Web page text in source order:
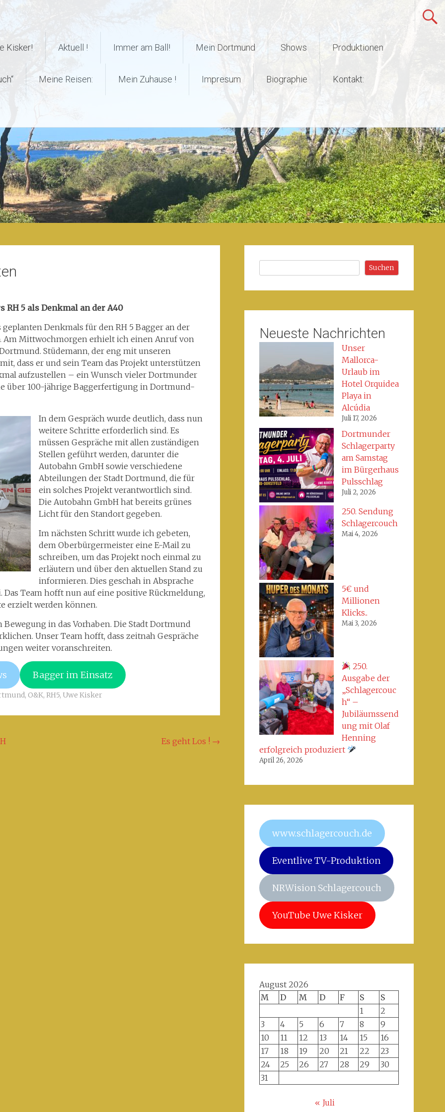
Kisker! Aktuell ! Immer am Ball! Mein Dortmund Shows Produktionen
Meine Reisen: Mein Zuhause ! Impresum Biographie Kontakt:
RH 5 als Denkmal an der A40
Denkmals für den RH 5 Bagger an der
Am Mittwochmorgen erhielt ich einen Anruf von
Stüdemann, der eng mit unseren
dass er und sein Team das Projekt unterstützen
aufzustellen – ein Wunsch vieler Dortmunder
über 100-jährige Baggerfertigung in Dortmund-
In dem Gespräch wurde deutlich, dass nun
weitere Schritte erforderlich sind. Es
müssen Gespräche mit allen zuständigen
Stellen geführt werden, darunter die
Autobahn GmbH sowie verschiedene
Abteilungen der Stadt Dortmund, die für
ein solches Projekt verantwortlich sind.
Die Autobahn GmbH hat bereits grünes
Licht für den Standort gegeben.
Im nächsten Schritt wurde ich gebeten,
dem Oberbürgermeister eine E-Mail zu
schreiben, um das Projekt noch einmal zu
erläutern und über den aktuellen Stand zu
informieren. Dies geschah in Absprache
Team hofft nun auf eine positive Rückmeldung,
erzielt werden können.
in das Vorhaben. Die Stadt Dortmund
Unser Team hofft, dass zeitnah Gespräche
weiter voranschreiten.
Bagger im Einsatz
, O&K, RH5, Uwe Kisker
Es geht Los ! →
Suchen
Neueste Nachrichten
Unser
Mallorca-
Urlaub im
Hotel Orquidea
Playa in
Alcúdia
Juli 17, 2026
Dortmunder
Schlagerparty
am Samstag
im Bürgerhaus
Pulsschlag
Juli 2, 2026
250. Sendung
Schlagercouch
Mai 4, 2026
5€ und
Millionen
Klicks..
Mai 3, 2026
250.
Ausgabe der
„Schlagercouc
h“ –
Jubiläumssend
ung mit Olaf
Henning
erfolgreich produziert
April 26, 2026
www.schlagercouch.de
Eventlive TV-Produktion
NRWision Schlagercouch
YouTube Uwe Kisker
August 2026
M
D M D F S
S
1
2
3
4 5 6 7 8
9
10
11 12 13 14 15
16
17
18 19 20 21 22
23
24
25 26 27 28 29
30
31
« Juli